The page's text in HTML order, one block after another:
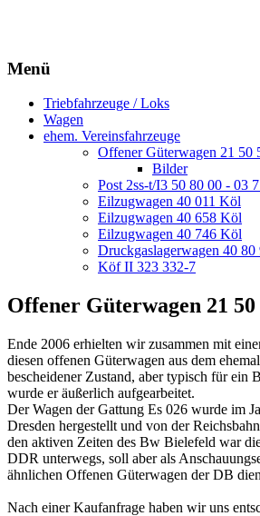
Menü
Triebfahrzeuge / Loks
Wagen
ehem. Vereinsfahrzeuge
Offener Güterwagen 21 50
Bilder
Post 2ss-t/I3 50 80 00 - 03
Eilzugwagen 40 011 Köl
Eilzugwagen 40 658 Köl
Eilzugwagen 40 746 Köl
Druckgaslagerwagen 40 80
Köf II 323 332-7
Offener Güterwagen 21 50
Ende 2006 erhielten wir zusammen mit
diesen offenen Güterwagen aus dem
bescheidener Zustand, aber typisch für ein
wurde er äußerlich aufgearbeitet.
Der Wagen der Gattung Es 026 wurde im
Dresden hergestellt und von der
den aktiven Zeiten des Bw Bielefeld war
DDR unterwegs, soll aber als
ähnlichen Offenen Güterwagen der DB
Nach einer Kaufanfrage haben wir uns